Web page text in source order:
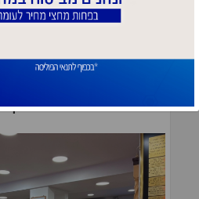
קשר עם ר' ישראל ברון:
sruli@meaningfullife.com
המרכז לחיים של משמעות
כתבות נוספות שיעניינו אותך: